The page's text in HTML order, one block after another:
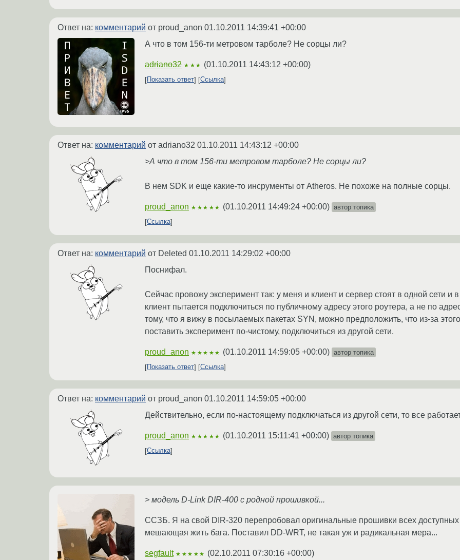
Ответ на: комментарий от proud_anon 01.10.2011 14:39:41 +00:00
А что в том 156-ти метровом тарболе? Не сорцы ли?
adriano32 ★★★ (01.10.2011 14:43:12 +00:00)
Показать ответ Ссылка
Ответ на: комментарий от adriano32 01.10.2011 14:43:12 +00:00
>А что в том 156-ти метровом тарболе? Не сорцы ли?
В нем SDK и еще какие-то инсрументы от Atheros. Не похоже на полные сорцы.
proud_anon ★★★★★ (01.10.2011 14:49:24 +00:00) автор топика
Ссылка
Ответ на: комментарий от Deleted 01.10.2011 14:29:02 +00:00
Поснифал.
Сейчас провожу эксперимент так: у меня и клиент и сервер стоят в одной сети и
клиент пытается подключиться по публичному адресу этого роутера, а не по
тому, что я вижу в посылаемых пакетах SYN, можно предположить, что из-за
поставить эксперимент по-чистому, подключиться из другой сети.
proud_anon ★★★★★ (01.10.2011 14:59:05 +00:00) автор топика
Показать ответ
Ссылка
Ответ на: комментарий от proud_anon 01.10.2011 14:59:05 +00:00
Действительно, если по-настоящему подключаться из другой сети, то все
proud_anon ★★★★★ (01.10.2011 15:11:41 +00:00) автор топика
Ссылка
> модель D-Link DIR-400 с родной прошивкой...
ССЗБ. Я на свой DIR-320 перепробовал оригинальные прошивки всех
мешающая жить бага. Поставил DD-WRT, не такая уж и радикальная мера...
segfault ★★★★★ (02.10.2011 07:30:16 +00:00)